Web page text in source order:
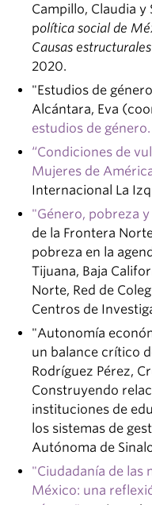
Campillo, Claudia
política social de
Causas
2020.
"Estudios de
Alcántara, Eva
estudios de género.
“Condiciones de
Mujeres de
Internacional La
"Género, pobreza
de la Frontera
pobreza en la
Tijuana, Baja
Norte, Red de
Centros de
"Autonomía
un balance crítico
Rodríguez Pérez,
Construyendo
instituciones de
los sistemas de
Autónoma de
"Ciudadanía de las
México: una